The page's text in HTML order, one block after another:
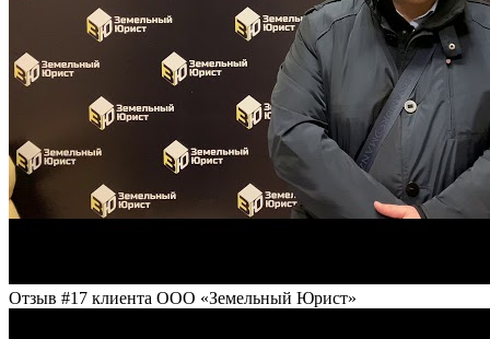
Отзыв #17 клиента ООО «Земельный Юрист»